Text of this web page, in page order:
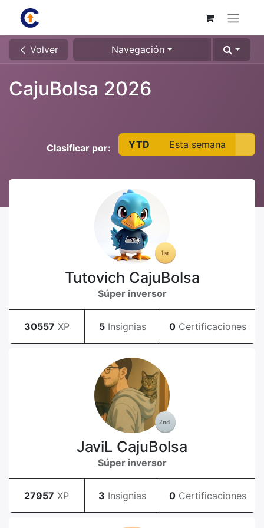
Volver Navegación
CajuBolsa 2026
Clasificar por: YTD Esta semana
Tutovich CajuBolsa
Súper inversor
30557 XP 5 Insignias 0 Certificaciones
JaviL CajuBolsa
Súper inversor
27957 XP 3 Insignias 0 Certificaciones